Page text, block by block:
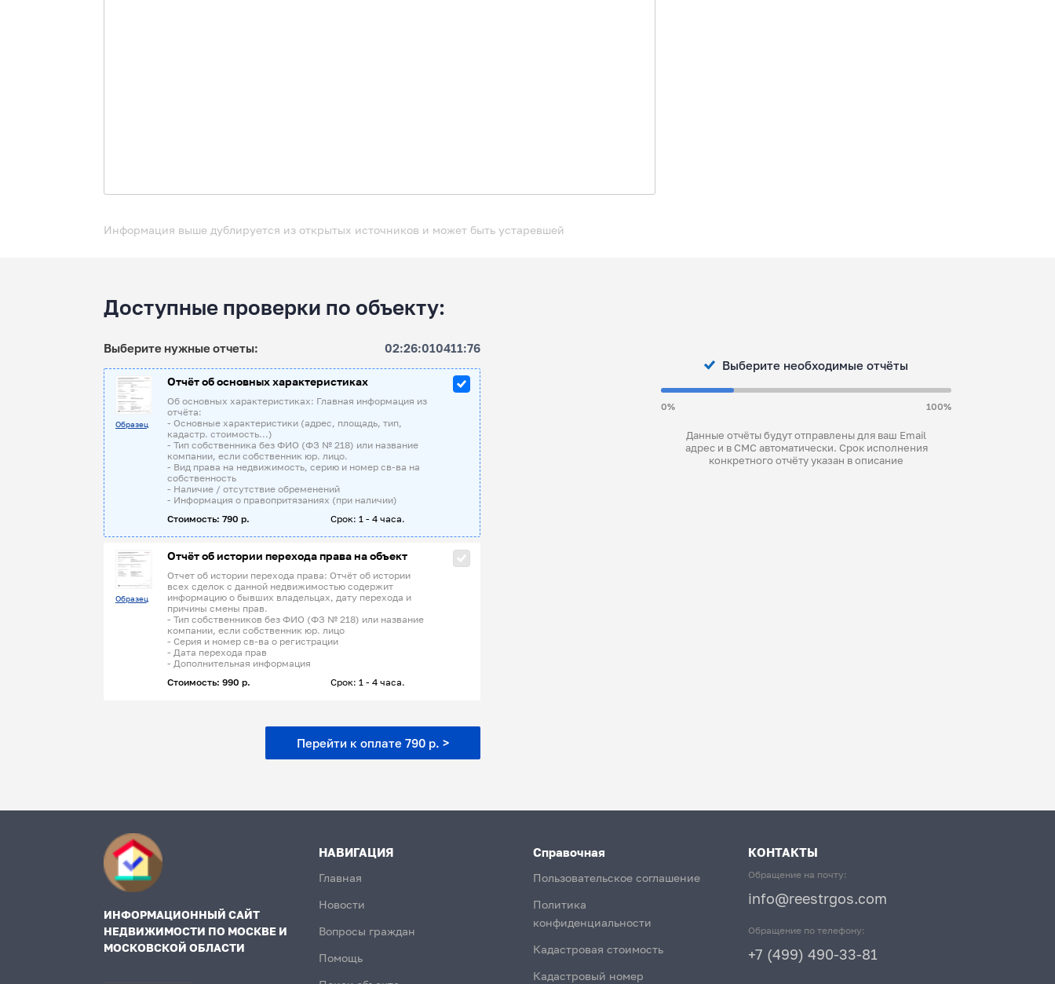
Информация выше дублируется из открытых источников и может быть устаревшей
Доступные проверки по объекту:
Выберите нужные отчеты: 02:26:010411:76
Образец
Отчёт об основных характеристиках
Об основных характеристиках: Главная информация из
отчёта:
- Основные характеристики (адрес, площадь, тип,
кадастр. стоимость...)
- Тип собственника без ФИО (ФЗ № 218) или название
компании, если собственник юр. лицо.
- Вид права на недвижимость, серию и номер св-ва на
собственность
- Наличие / отсутствие обременений
- Информация о правопритязаниях (при наличии)
Стоимость: 790 р.
Срок: 1 - 4 часа.
Образец
Отчёт об истории перехода права на объект
Отчет об истории перехода права: Отчёт об истории
всех сделок с данной недвижимостью содержит
информацию о бывших владельцах, дату перехода и
причины смены прав.
- Тип собственников без ФИО (ФЗ № 218) или название
компании, если собственник юр. лицо
- Серия и номер св-ва о регистрации
- Дата перехода прав
- Дополнительная информация
Стоимость: 990 р.
Срок: 1 - 4 часа.
Перейти к оплате 790 р. >
Выберите необходимые отчёты
0% 100%
Данные отчёты будут отправлены для ваш Email
адрес и в СМС автоматически. Срок исполнения
конкретного отчёту указан в описание
ИНФОРМАЦИОННЫЙ САЙТ
НЕДВИЖИМОСТИ ПО МОСКВЕ И
МОСКОВСКОЙ ОБЛАСТИ
НАВИГАЦИЯ
Главная
Новости
Вопросы граждан
Помощь
Справочная
Пользовательское соглашение
Политика
конфиденциальности
Кадастровая стоимость
Кадастровый номер
КОНТАКТЫ
Обращение на почту:
info@reestrgos.com
Обращение по телефону:
+7 (499) 490-33-81